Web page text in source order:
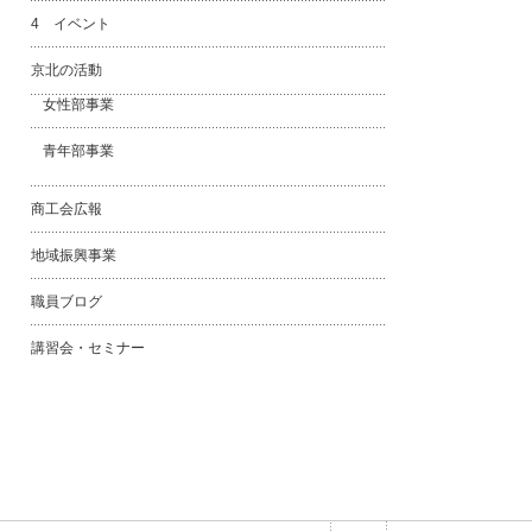
4 イベント
京北の活動
女性部事業
青年部事業
商工会広報
地域振興事業
職員ブログ
講習会・セミナー